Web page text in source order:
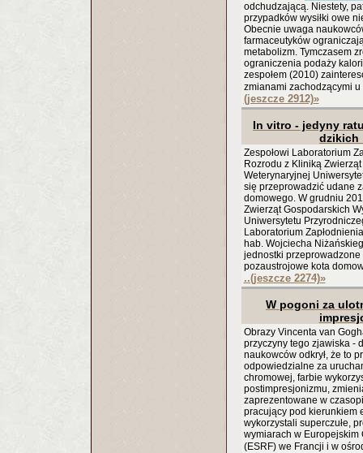
odchudzającą. Niestety,
przypadków wysiłki owe
Obecnie uwaga
farmaceutyków
metabolizm. Tymczasem
ograniczenia podaży
zespołem (2010)
zmianami zachodzącymi
(jeszcze 2912)»
In vitro - jedyny
dzikich
Zespołowi Laboratorium
Rozrodu z Kliniką
Weterynaryjnej
się przeprowadzić udane
domowego. W grudniu
Zwierząt Gospodarskich
Uniwersytetu
Laboratorium
hab. Wojciecha
jednostki przeprowadzone
pozaustrojowe kota
..(jeszcze 2274)»
W pogoni za
Obrazy Vincenta van
przyczyny tego zjawiska -
naukowców odkrył, że to
odpowiedzialne za
chromowej, farbie
postimpresjonizmu,
zaprezentowane w
pracujący pod kierunkiem
wykorzystali superczułe,
wymiarach w Europejskim
(ESRF) we Francji i w